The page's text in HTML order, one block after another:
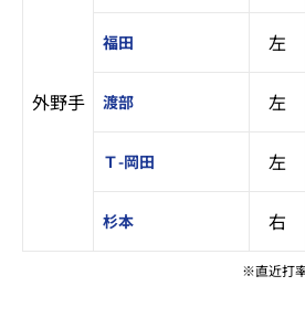
外野手
福田 左
渡部 左
Ｔ-岡田 左
杉本 右
※直近打